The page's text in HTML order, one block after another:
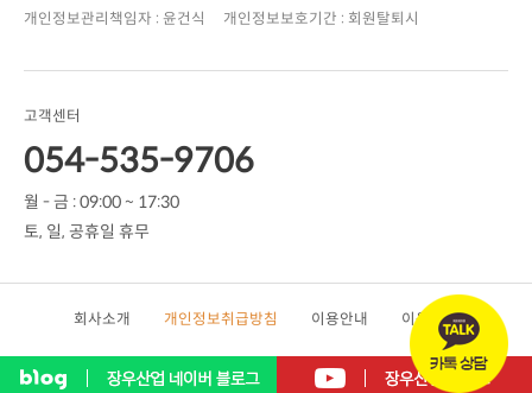
개인정보관리책임자 : 윤건식 개인정보보호기간 : 회원탈퇴시
고객센터
054-535-9706
월 - 금 : 09:00 ~ 17:30
토, 일, 공휴일 휴무
회사소개 개인정보취급방침 이용안내 이용약관